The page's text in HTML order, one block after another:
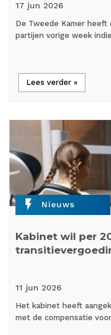
17 jun 2026
De Tweede Kamer
partijen vorige week
Lees verder »
flash_on Nieuws
Kabinet wil per
11 jun 2026
Het kabinet heeft
met de compensatie